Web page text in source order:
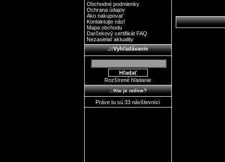
Obchodné podmienky
Ochrana údajov
Ako nakupovať
Kontaktujte nás!
Mapa obchodu
Darčekový certifikát FAQ
Nezasielať aktuality
.::Vyhľadávanie
Rozšírené hľadanie
.::Kto je online?
Práve tu sú 33 návštevníci